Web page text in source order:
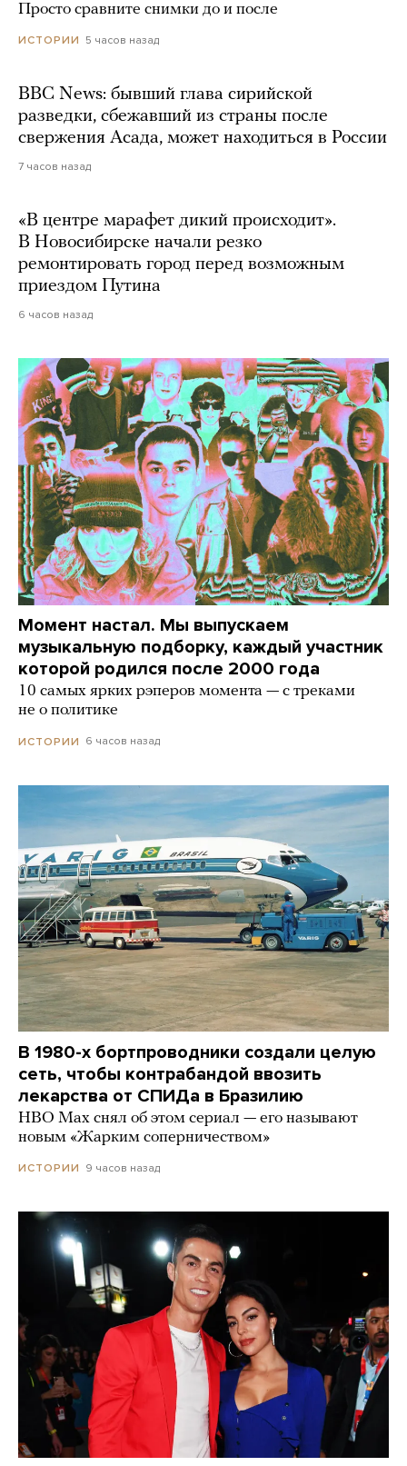
Просто сравните снимки до и после
ИСТОРИИ 5 часов назад
BBC News: бывший глава сирийской
разведки, сбежавший из страны после
свержения Асада, может находиться в России
7 часов назад
«В центре марафет дикий происходит».
В Новосибирске начали резко
ремонтировать город перед возможным
приездом Путина
6 часов назад
Момент настал. Мы выпускаем
музыкальную подборку, каждый участник
которой родился после 2000 года
10 самых ярких рэперов момента — с треками
не о политике
ИСТОРИИ 6 часов назад
В 1980-х бортпроводники создали целую
сеть, чтобы контрабандой ввозить
лекарства от СПИДа в Бразилию
HBO Max снял об этом сериал — его называют
новым «Жарким соперничеством»
ИСТОРИИ 9 часов назад